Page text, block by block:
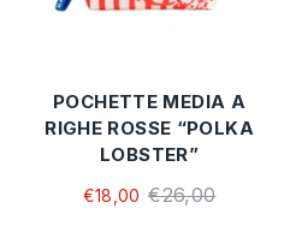
POCHETTE MEDIA A
RIGHE ROSSE “POLKA
LOBSTER”
€18,00 €26,00